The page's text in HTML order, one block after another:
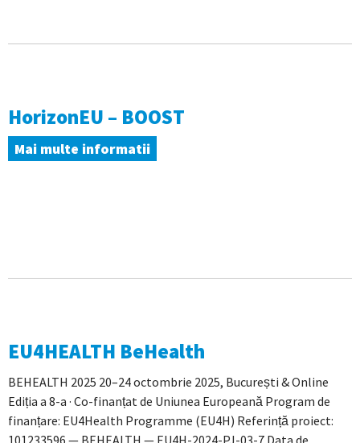
HorizonEU – BOOST
Mai multe informatii
EU4HEALTH BeHealth
BEHEALTH 2025 20–24 octombrie 2025, București & Online
Ediția a 8-a · Co-finanțat de Uniunea Europeană Program de
finanțare: EU4Health Programme (EU4H) Referință proiect: